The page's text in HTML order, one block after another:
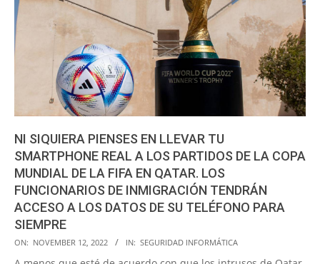
NI SIQUIERA PIENSES EN LLEVAR TU
SMARTPHONE REAL A LOS PARTIDOS DE LA COPA
MUNDIAL DE LA FIFA EN QATAR. LOS
FUNCIONARIOS DE INMIGRACIÓN TENDRÁN
ACCESO A LOS DATOS DE SU TELÉFONO PARA
SIEMPRE
2022-
11-
ON: NOVEMBER 12, 2022 IN: SEGURIDAD INFORMÁTICA